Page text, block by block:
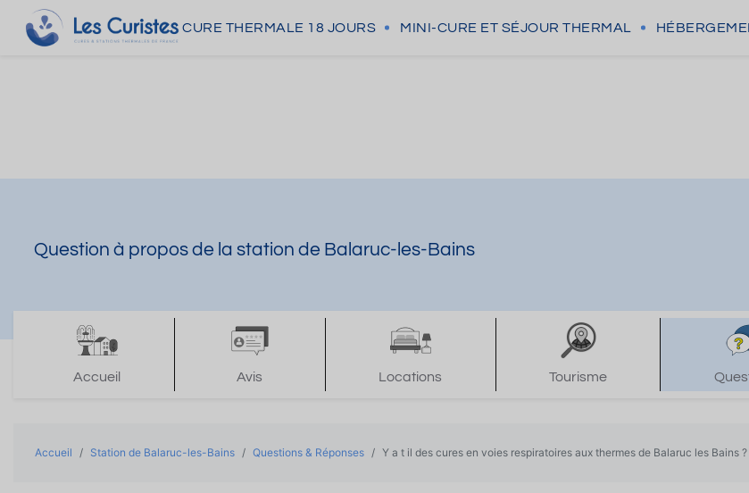
CURE THERMALE 18 JOURS MINI-CURE ET SÉJOUR THERMAL
Question à propos de la station de Balaruc-les-Bains
Accueil Avis Locations Tourisme
Accueil Station de Balaruc-les-Bains Questions & Réponses Y a t il des cures en voies respiratoires aux thermes de Balaruc les Bains ?